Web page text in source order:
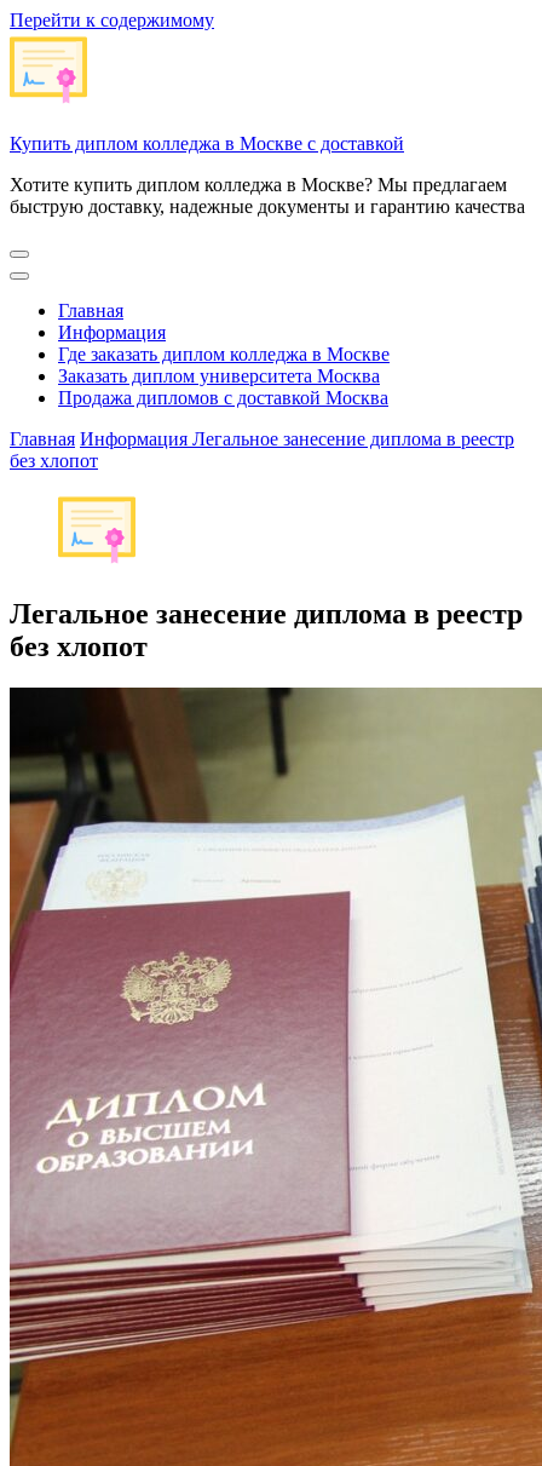
Перейти к содержимому
Купить диплом колледжа в Москве с доставкой
Хотите купить диплом колледжа в Москве? Мы предлагаем
быструю доставку, надежные документы и гарантию качества
Главная
Информация
Где заказать диплом колледжа в Москве
Заказать диплом университета Москва
Продажа дипломов с доставкой Москва
Главная Информация Легальное занесение диплома в реестр
без хлопот
Легальное занесение диплома в реестр
без хлопот